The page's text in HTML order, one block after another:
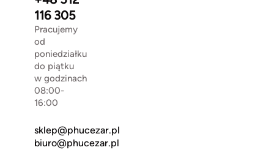
116 305
Pracujemy
od
poniedziałku
do piątku
w godzinach
08:00-
16:00
sklep@phucezar.pl
biuro@phucezar.pl